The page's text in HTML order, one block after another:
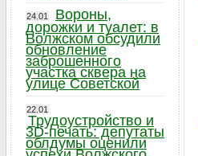
24.01
Вороны,
дорожки и туалет: в
Волжском обсудили
обновление
заброшенного
участка сквера на
улице Советской
22.01
Трудоустройство и
3D-печать: депутаты
облдумы оценили